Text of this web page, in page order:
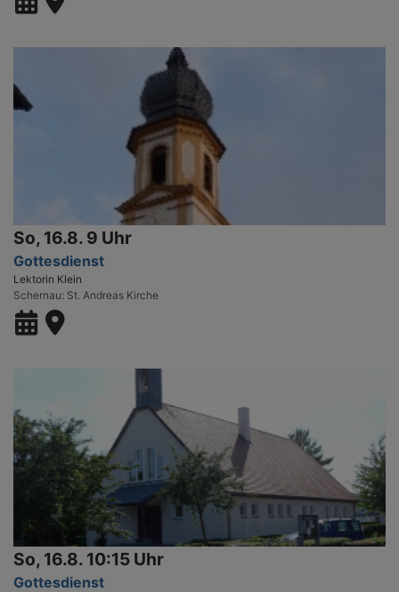
So, 16.8. 9 Uhr
Gottesdienst
Lektorin Klein
Schernau St. Andreas Kirche
So, 16.8. 10:15 Uhr
Gottesdienst